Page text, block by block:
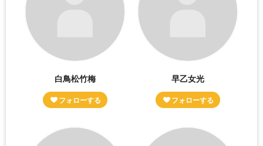
白鳥松竹梅 早乙女光